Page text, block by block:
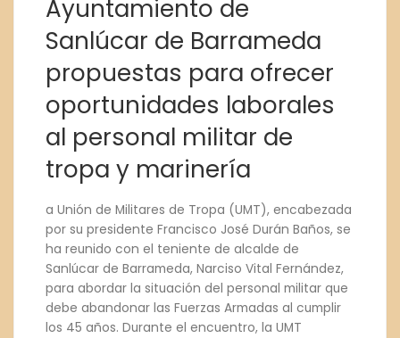
Ayuntamiento de
Sanlúcar de Barrameda
propuestas para ofrecer
oportunidades laborales
al personal militar de
tropa y marinería
a Unión de Militares de Tropa (UMT), encabezada
por su presidente Francisco José Durán Baños, se
ha reunido con el teniente de alcalde de
Sanlúcar de Barrameda, Narciso Vital Fernández,
para abordar la situación del personal militar que
debe abandonar las Fuerzas Armadas al cumplir
los 45 años. Durante el encuentro, la UMT